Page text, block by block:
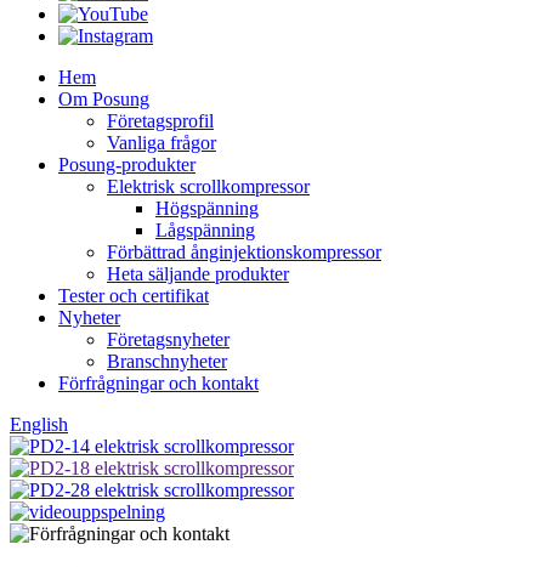
Hem
Om Posung
Företagsprofil
Vanliga frågor
Posung-produkter
Elektrisk scrollkompressor
Högspänning
Lågspänning
Förbättrad ånginjektionskompressor
Heta säljande produkter
Tester och certifikat
Nyheter
Företagsnyheter
Branschnyheter
Förfrågningar och kontakt
English